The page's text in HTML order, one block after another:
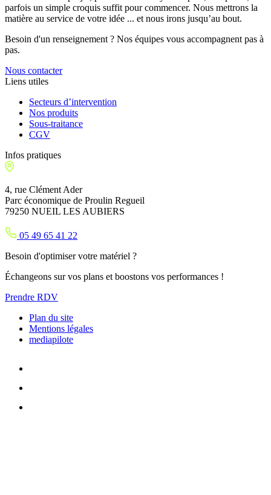
parfois un simple croquis suffit pour commencer. Nous mettrons la
matière au service de votre idée ... et nous irons jusqu’au bout.
Besoin d'un renseignement ? Nos équipes vous accompagnent pas à
pas.
Nous contacter
Liens utiles
Secteurs d’intervention
Nos produits
Sous-traitance
CGV
Infos pratiques
4, rue Clément Ader
Parc économique de Proulin Regueil
79250 NUEIL LES AUBIERS
05 49 65 41 22
Besoin d'optimiser votre matériel ?
Échangeons sur vos plans et boostons vos performances !
Prendre RDV
Plan du site
Mentions légales
mediapilote